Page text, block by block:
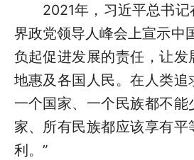
2021年，习近平总书记
界政党领导人峰会上宣示中
负起促进发展的责任，让发
地惠及各国人民。在人类追
一个国家、一个民族都不能
家、所有民族都应该享有平
利。”